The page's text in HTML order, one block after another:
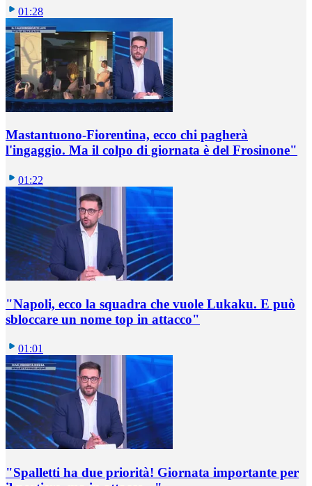
01:28
Mastantuono-Fiorentina, ecco chi pagherà
l'ingaggio. Ma il colpo di giornata è del Frosinone"
01:22
"Napoli, ecco la squadra che vuole Lukaku. E può
sbloccare un nome top in attacco"
01:01
"Spalletti ha due priorità! Giornata importante per